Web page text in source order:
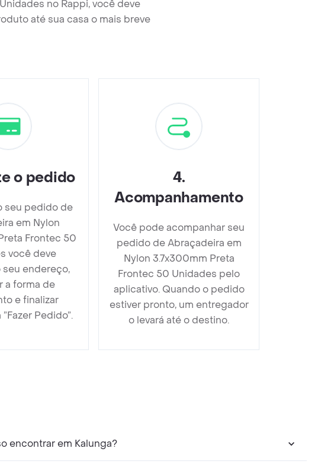
no Rappi, você deve
até sua casa o mais breve
o pedido
seu pedido de
em Nylon
Frontec 50
você deve
endereço,
a forma de
e finalizar
Pedido”.
4.
Acompanhamento
Você pode acompanhar seu
pedido de Abraçadeira em
Nylon 3.7x300mm Preta
Frontec 50 Unidades pelo
aplicativo. Quando o pedido
estiver pronto, um entregador
o levará até o destino.
encontrar em Kalunga?